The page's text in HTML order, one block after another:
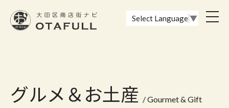
Select Language ▼
グルメ＆お土産 / Gourmet & Gift